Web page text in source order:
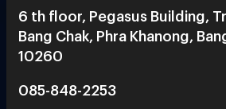
6 th floor, Pegasus Building,
Bang Chak, Phra Khanong,
10260
085-848-2253